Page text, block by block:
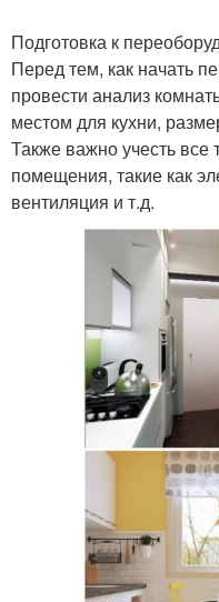
Подготовка к
Перед тем, как начать
провести анализ
местом для кухни,
Также важно учесть все
помещения, такие как
вентиляция и т.д.